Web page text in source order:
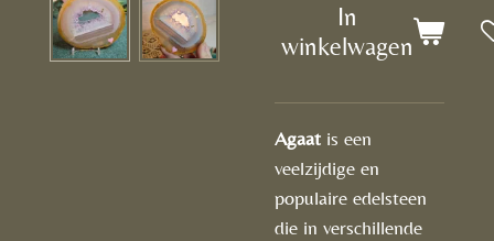
In
winkelwagen
Agaat is een
veelzijdige en
populaire edelsteen
die in verschillende